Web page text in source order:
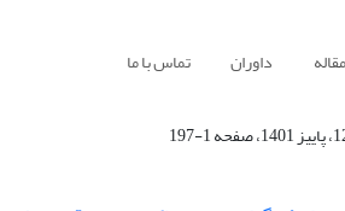
داوران تماس با ما